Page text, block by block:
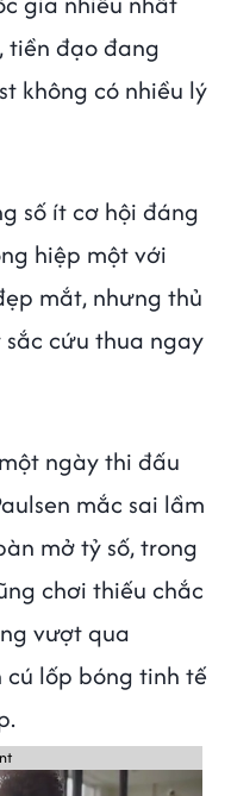
tiền đạo đang
không có nhiều lý
số ít cơ hội đáng
hiệp một với
mắt, nhưng thủ
cứu thua ngay
ngày thi đấu
mắc sai lầm
mở tỷ số, trong
chơi thiếu chắc
vượt qua
lốp bóng tinh tế